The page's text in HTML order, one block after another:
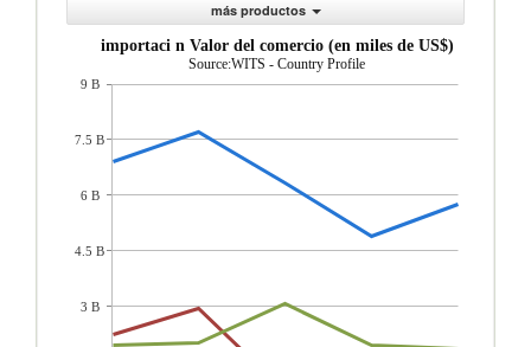
más productos
importaci n Valor del comercio (en miles de US$)
Source:WITS - Country Profile
9 B
7.5 B
6 B
4.5 B
3 B